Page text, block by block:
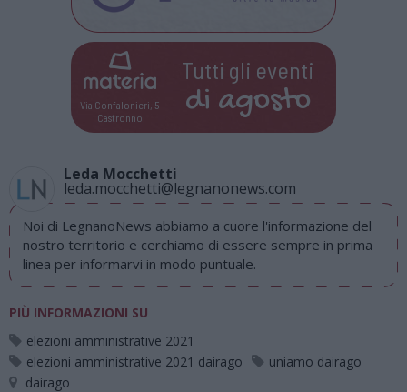
Via Confalonieri, 5
Castronno
Tutti gli eventi
di agosto
Leda Mocchetti
leda.mocchetti@legnanonews.com
Noi di LegnanoNews abbiamo a cuore l'informazione del
nostro territorio e cerchiamo di essere sempre in prima
linea per informarvi in modo puntuale.
PIÙ INFORMAZIONI SU
elezioni amministrative 2021
elezioni amministrative 2021 dairago
uniamo dairago
dairago